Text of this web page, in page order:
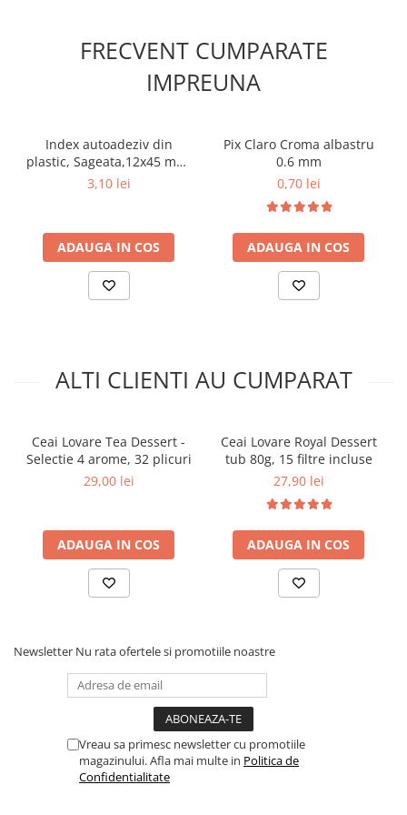
Benzi adezive
Comunicare
Aparatura pentru birou
Aparate de indosariat
Trimmere & Ghilotine
Flipchart-uri
Accesorii pentru panouri
Accesorii pentru flipchart
Accesorii IT
DVD-uri
Memorii USB
Sapun lichid
Detergenti
Pentru geamuri
FRECVENT CUMPARATE
IMPREUNA
Index autoadeziv din
plastic, Sageata,12x45 mm,
5 culori neon, 125 file,
3,10 lei
ADAUGA IN COS
Pix Claro Croma albastru
0.6 mm
0,70 lei
ADAUGA IN COS
ALTI CLIENTI AU CUMPARAT
Ceai Lovare Tea Dessert -
Selectie 4 arome, 32 plicuri
29,00 lei
ADAUGA IN COS
Ceai Lovare Royal Dessert
tub 80g, 15 filtre incluse
27,90 lei
ADAUGA IN COS
Newsletter Nu rata ofertele si promotiile noastre
Vreau sa primesc newsletter cu promotiile
magazinului. Afla mai multe in Politica de
Confidentialitate